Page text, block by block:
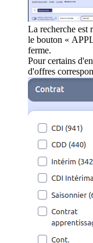
La recherche est
le bouton «
ferme.
Pour certains
d'offres